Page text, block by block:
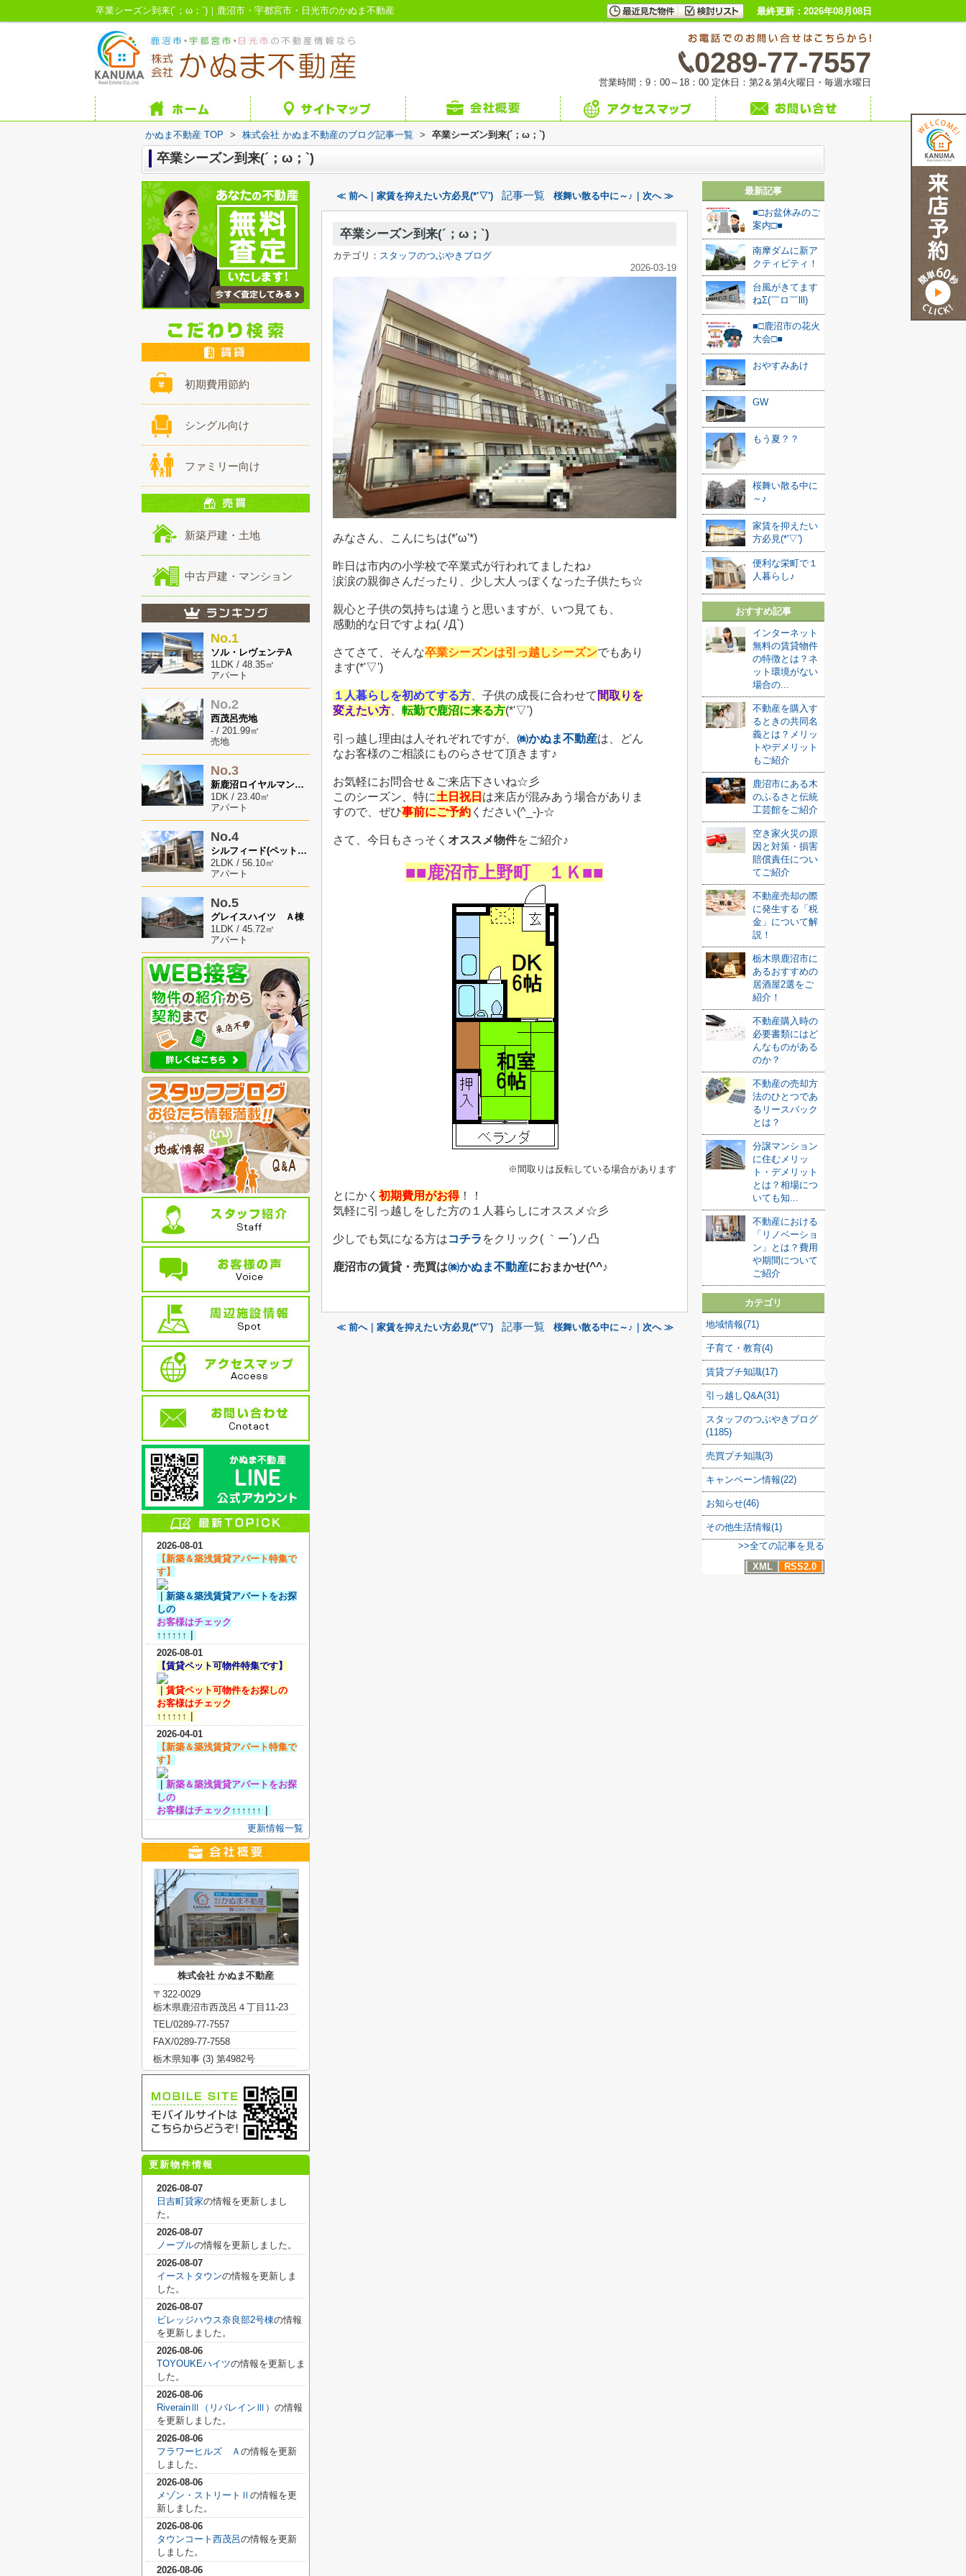
卒業シーズン到来(´；ω；`)｜鹿沼市・宇都宮市・日光市のかぬま不動産 最終更新：2026年08月08日
0289-77-7557
営業時間：9：00～18：00 定休日：第2＆第4火曜日・毎週水曜日
かぬま不動産 TOP > 株式会社 かぬま不動産のブログ記事一覧 > 卒業シーズン到来(´；ω；`)
卒業シーズン到来(´；ω；`)
≪ 前へ｜家賃を抑えたい方必見(*'▽') 記事一覧 桜舞い散る中に～♪｜次へ ≫
卒業シーズン到来(´；ω；`)
カテゴリ： スタッフのつぶやきブログ
2026-03-19
みなさん、こんにちは(*'ω'*)
昨日は市内の小学校で卒業式が行われてましたね♪
涙涙の親御さんだったり、少し大人っぽくなった子供たち☆
親心と子供の気持ちは違うと思いますが、いつ見ても、
感動的な日ですよね( ﾉД`)
さてさて、そんな卒業シーズンは引っ越しシーズンでもあり
ます(*'▽')
１人暮らしを初めてする方 、子供の成長に合わせて 間取りを
変えたい方
転勤で鹿沼に来る方(*'▽')
引っ越し理由は人それぞれですが、 ㈱かぬま不動産は、どん
なお客様のご相談にものらさせて頂きます♪
お気軽にお問合せ＆ご来店下さいね☆彡
このシーズン、特に土日祝日 は来店が混みあう場合がありま
すので、ぜひ事前にご予約 ください(^_-)-☆
さて、今日もさっそく オススメ物件をご紹介♪
■■鹿沼市上野町 １Ｋ■■
※間取りは反転している場合があります
とにかく 初期費用がお得！！
気軽に引っ越しをした方の１人暮らしにオススメ☆彡
少しでも気になる方はコチラ をクリック( ｀ー´)ノ凸
鹿沼市の賃貸・売買は㈱かぬま不動産におまかせ(^^♪
≪ 前へ｜家賃を抑えたい方必見(*'▽') 記事一覧 桜舞い散る中に～♪｜次へ ≫
最新記事
■□お盆休みのご
案内□■
南摩ダムに新ア
クティビティ！
台風がきてます
ねΣ(￣ロ￣lll)
■□鹿沼市の花火
大会□■
おやすみあけ
GW
もう夏？？
桜舞い散る中に
～♪
家賃を抑えたい
方必見(*'▽')
便利な栄町で１
人暮らし♪
おすすめ記事
インターネット
無料の賃貸物件
の特徴とは？ネ
ット環境がない
場合の...
不動産を購入す
るときの共同名
義とは？メリッ
トやデメリット
もご紹介
鹿沼市にある木
のふるさと伝統
工芸館をご紹介
空き家火災の原
因と対策・損害
賠償責任につい
てご紹介
不動産売却の際
に発生する「税
金」について解
説！
栃木県鹿沼市に
あるおすすめの
居酒屋2選をご
紹介！
不動産購入時の
必要書類にはど
んなものがある
のか？
不動産の売却方
法のひとつであ
るリースバック
とは？
分譲マンション
に住むメリッ
ト・デメリット
とは？相場につ
いても知...
不動産における
「リノベーショ
ン」とは？費用
や期間について
ご紹介
カテゴリ
地域情報(71)
子育て・教育(4)
賃貸プチ知識(17)
引っ越しQ&A(31)
スタッフのつぶやきブログ
(1185)
売買プチ知識(3)
キャンペーン情報(22)
お知らせ(46)
その他生活情報(1)
>>全ての記事を見る
XML
RSS2.0
初期費用節約
シングル向け
ファミリー向け
新築戸建・土地
中古戸建・マンション
No.1
ソル・レヴェンテA
1LDK / 48.35㎡
アパート
No.2
西茂呂売地
- / 201.99㎡
売地
No.3
新鹿沼ロイヤルマンション
1DK / 23.40㎡
アパート
No.4
シルフィード(ペット飼育可）
2LDK / 56.10㎡
アパート
No.5
グレイスハイツ Ａ棟
1LDK / 45.72㎡
アパート
2026-08-01
【新築＆築浅賃貸アパート特集で
す】
新築＆築浅賃貸アパートをお探
しの
お客様はチェック
↑↑↑↑↑↑｜
2026-08-01
【賃貸ペット可物件特集です】
賃貸ペット可物件をお探しの
お客様はチェック
↑↑↑↑↑↑｜
2026-04-01
【新築＆築浅賃貸アパート特集で
す】
新築＆築浅賃貸アパートをお探
しの
お客様はチェック↑↑↑↑↑↑｜
更新情報一覧
株式会社 かぬま不動産
〒322-0029
栃木県鹿沼市西茂呂４丁目11-23
TEL/0289-77-7557
FAX/0289-77-7558
栃木県知事 (3) 第4982号
更新物件情報
2026-08-07
日吉町貸家の情報を更新しまし
た。
2026-08-07
ノーブルの情報を更新しました。
2026-08-07
イーストタウンの情報を更新しま
した。
2026-08-07
ビレッジハウス奈良部2号棟の情報
を更新しました。
2026-08-06
TOYOUKEハイツの情報を更新しま
した。
2026-08-06
RiverainⅢ（リバレインⅢ） の情報
を更新しました。
2026-08-06
フラワーヒルズ Ａ の情報を更新
しました。
2026-08-06
メゾン・ストリートⅡ の情報を更
新しました。
2026-08-06
タウンコート西茂呂の情報を更新
しました。
2026-08-06